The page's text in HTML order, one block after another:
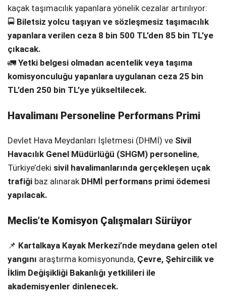
kaçak taşımacılık yapanlara yönelik cezalar artırılıyor:
🚍 Biletsiz yolcu taşıyan ve sözleşmesiz taşımacılık
yapanlara verilen ceza 8 bin 500 TL’den 85 bin TL’ye
çıkacak.
🚛 Yetki belgesi olmadan acentelik veya taşıma
komisyonculuğu yapanlara uygulanan ceza 25 bin
TL’den 250 bin TL’ye yükseltilecek.
Havalimanı Personeline Performans Primi
Devlet Hava Meydanları İşletmesi (DHMİ) ve Sivil
Havacılık Genel Müdürlüğü (SHGM) personeline,
Türkiye’deki sivil havalimanlarında gerçekleşen uçak
trafiği baz alınarak DHMİ performans primi ödemesi
yapılacak.
Meclis’te Komisyon Çalışmaları Sürüyor
📌 Kartalkaya Kayak Merkezi’nde meydana gelen otel
yangını araştırma komisyonunda, Çevre, Şehircilik ve
İklim Değişikliği Bakanlığı yetkilileri ile
akademisyenler dinlenecek.